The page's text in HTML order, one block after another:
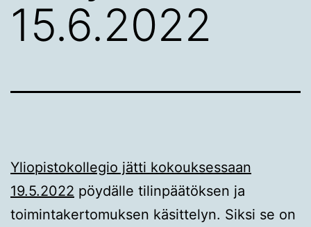
15.6.2022
Yliopistokollegio jätti kokouksessaan
19.5.2022 pöydälle tilinpäätöksen ja
toimintakertomuksen käsittelyn. Siksi se on